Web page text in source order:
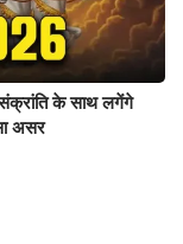
के साथ लगेंगे
असर